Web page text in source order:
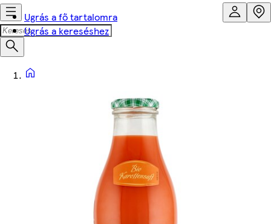
Ugrás a fő tartalomra
Ugrás a kereséshez